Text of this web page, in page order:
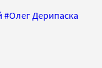
#Олег Дерипаска